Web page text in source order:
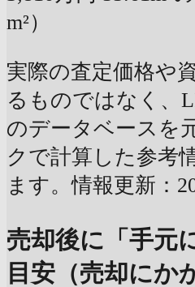
m²）
実際の査定価格や
るものではなく、
のデータベースを
クで計算した参考
ます。情報更新：
売却後に「手元
目安（売却にか